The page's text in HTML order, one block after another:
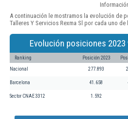
A continuación le mostramos la evolución de
Talleres Y Servicios Rexma Sl por cada uno
Evolución posiciones
Ranking Posición 2023
Nacional 277.893
Barcelona 41.658
Sector CNAE 3312 1.592